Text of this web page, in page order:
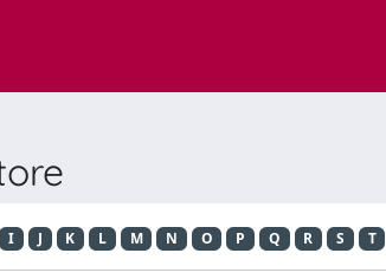
I J K L M N O P Q R S T